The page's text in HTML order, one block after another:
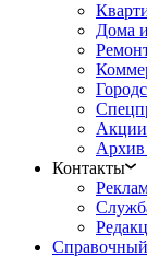
Дома
Архив
Контакты